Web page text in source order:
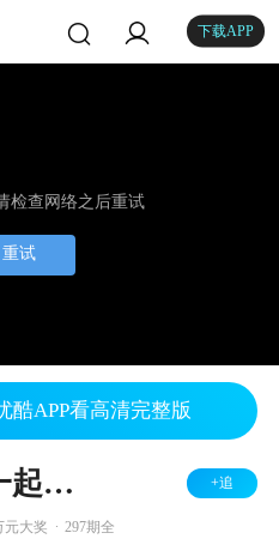
下载APP
检查网络之后重试
重试
酷APP看高清完整版
大家一起玩 2012 +追
元大奖 297期全